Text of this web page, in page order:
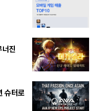
진
슈터로